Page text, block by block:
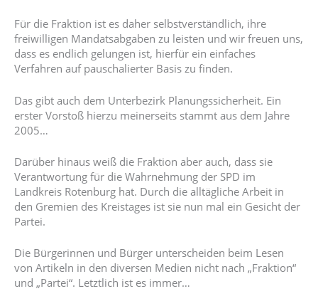
Für die Fraktion ist es daher selbstverständlich, ihre
freiwilligen Mandatsabgaben zu leisten und wir freuen uns,
dass es endlich gelungen ist, hierfür ein einfaches
Verfahren auf pauschalierter Basis zu finden.
Das gibt auch dem Unterbezirk Planungssicherheit. Ein
erster Vorstoß hierzu meinerseits stammt aus dem Jahre
2005…
Darüber hinaus weiß die Fraktion aber auch, dass sie
Verantwortung für die Wahrnehmung der SPD im
Landkreis Rotenburg hat. Durch die alltägliche Arbeit in
den Gremien des Kreistages ist sie nun mal ein Gesicht der
Partei.
Die Bürgerinnen und Bürger unterscheiden beim Lesen
von Artikeln in den diversen Medien nicht nach „Fraktion“
und „Partei“. Letztlich ist es immer…